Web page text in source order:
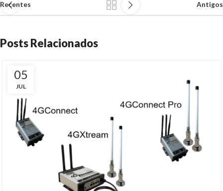
Recentes Antigos
Posts Relacionados
05
JUL